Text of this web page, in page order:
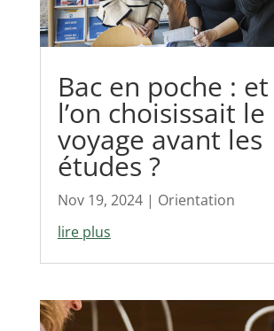
Bac en poche :
l’on choisissait le
voyage avant les
études ?
Nov 19, 2024| Orientation
lire plus